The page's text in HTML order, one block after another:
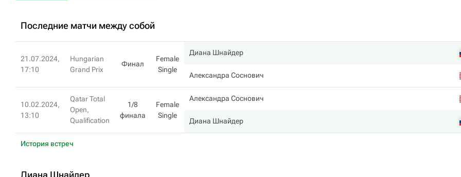
Последние матчи между собой
21.07.2024,
17:10
Hungarian
Grand Prix
Финал
Female
Single
Диана Шнайдер
Александра Соснович
10.02.2024,
13:10
Qatar Total
Open,
Qualification
1/8
финала
Female
Single
Александра Соснович
Диана Шнайдер
История встреч
Диана Шнайдер